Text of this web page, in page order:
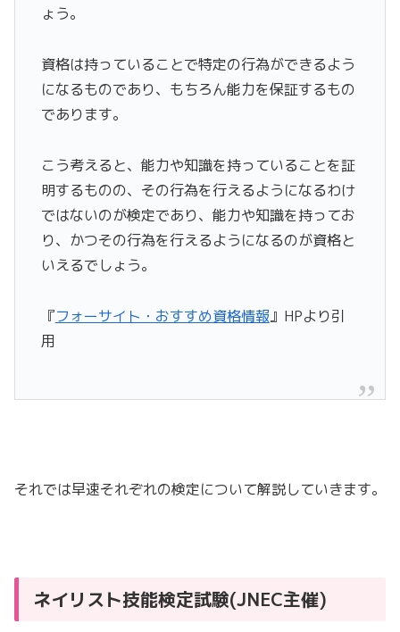
ょう。
資格は持っていることで特定の行為ができるよう
になるものであり、もちろん能力を保証するもの
であります。
こう考えると、能力や知識を持っていることを証
明するものの、その行為を行えるようになるわけ
ではないのが検定であり、能力や知識を持ってお
り、かつその行為を行えるようになるのが資格と
いえるでしょう。
『フォーサイト・おすすめ資格情報』HPより引
用
それでは早速それぞれの検定について解説していきます。
ネイリスト技能検定試験(JNEC主催)